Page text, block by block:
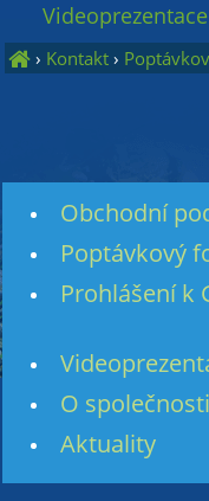
› Kontakt ›
Obchodní
Poptávkový
Prohlášení k
O společnosti
Aktuality